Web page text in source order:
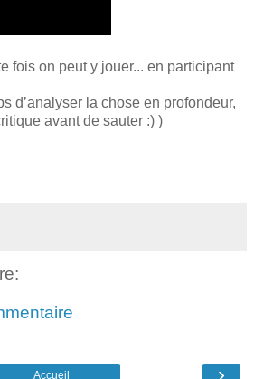
fois on peut y jouer... en participant
d’analyser la chose en profondeur,
avant de sauter :) )
›
Accueil